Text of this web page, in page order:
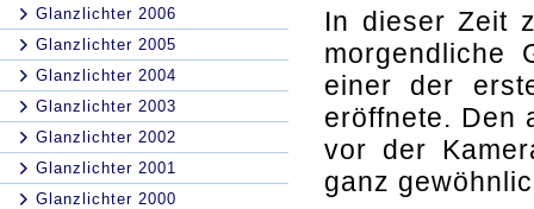
Glanzlichter 2006
Glanzlichter 2005
Glanzlichter 2004
Glanzlichter 2003
Glanzlichter 2002
Glanzlichter 2001
Glanzlichter 2000
In dieser Zeit
morgendliche
einer der
eröffnete. Den
vor der
ganz